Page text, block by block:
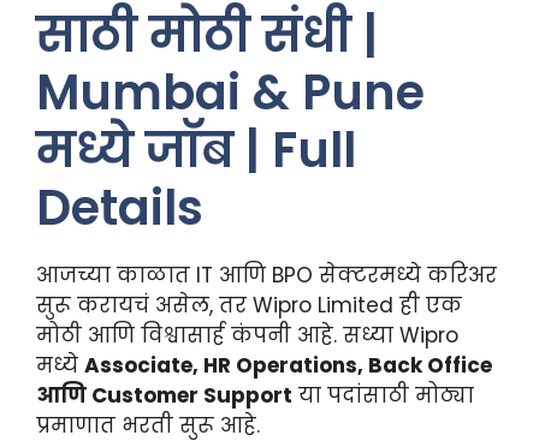
साठी मोठी संधी |
Mumbai & Pune
मध्ये जॉब | Full
Details
आजच्या काळात IT आणि BPO सेक्टरमध्ये करिअर
सुरू करायचं असेल, तर Wipro Limited ही एक
मोठी आणि विश्वासार्ह कंपनी आहे. सध्या Wipro
मध्ये Associate, HR Operations, Back Office
आणि Customer Support या पदांसाठी मोठ्या
प्रमाणात भरती सुरू आहे.